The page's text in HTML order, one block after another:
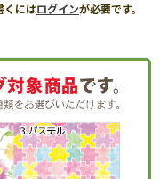
くにはログインが必要です。